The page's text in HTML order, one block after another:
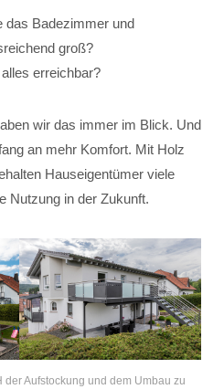
das Badezimmer und
groß?
erreichbar?
wir das immer im Blick. Und
an mehr Komfort. Mit Holz
Hauseigentümer viele
Nutzung in der Zukunft.
Aufstockung und dem Umbau zu